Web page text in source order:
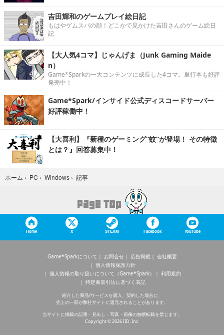
吉田輝和のゲームプレイ絵日記
もはやゲムスパの顔！どこかで見かけた吉田さんのゲーム絵日
記
【大人気4コマ】じゃんげま（Junk Gaming Maide
n）
Game*Sparkの一大コンテンツに成長した4コマ。単行本も好評
発売中！
Game*Spark/インサイド公式ディスコードサーバー
好評稼働中！
【大喜利】『新種のゲーミング“蚊”が登場！ その特徴
とは？』回答募集中！
ホーム › PC › Windows › 記事
Home X STEAM Facebook YouTube
Game*Sparkについて お問合せ 広告掲載
会社概要
個人情報保護方針
個人情報の取り扱いについて（Game*Spark）
利用規約
特定商取引法に基づく表記
紹介した商品/サービスを購入、契約した場合に、
売上の一部が弊社サイトに還元されることがあります。
当サイトに掲載の記事・見出し・写真・画像の無断転載を禁じます。
Copyright © 2026 IID, Inc.